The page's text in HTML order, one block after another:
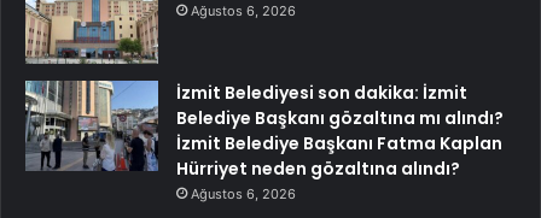
Ağustos 6, 2026
İzmit Belediyesi son dakika: İzmit
Belediye Başkanı gözaltına mı alındı?
İzmit Belediye Başkanı Fatma Kaplan
Hürriyet neden gözaltına alındı?
Ağustos 6, 2026